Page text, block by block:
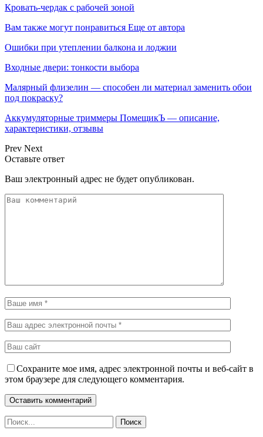
Кровать-чердак с рабочей зоной
Вам также могут понравиться Еще от автора
Ошибки при утеплении балкона и лоджии
Входные двери: тонкости выбора
Малярный флизелин — способен ли материал заменить обои
под покраску?
Аккумуляторные триммеры ПомещикЪ — описание,
характеристики, отзывы
Prev Next
Оставьте ответ
Ваш электронный адрес не будет опубликован.
Сохраните мое имя, адрес электронной почты и веб-сайт в
этом браузере для следующего комментария.